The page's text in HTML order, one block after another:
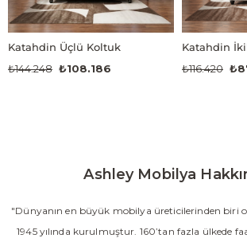
Katahdin Üçlü Koltuk
₺108.186
₺144.248
Katahdin
₺116.420
Ashley Mobilya
"Dünyanın en büyük mobilya üreticilerinden biri
1945 yılında kurulmuştur. 160’tan fazla ülkede